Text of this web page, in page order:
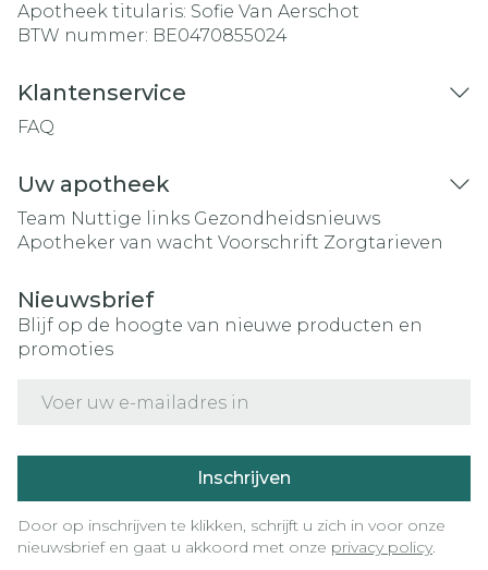
Apotheek titularis: Sofie Van Aerschot
BTW nummer: BE0470855024
Klantenservice
FAQ
Uw apotheek
Team Nuttige links Gezondheidsnieuws
Apotheker van wacht Voorschrift Zorgtarieven
Nieuwsbrief
Blijf op de hoogte van nieuwe producten en
promoties
Inschrijven
Door op inschrijven te klikken, schrijft u zich in voor onze
nieuwsbrief en gaat u akkoord met onze privacy policy.